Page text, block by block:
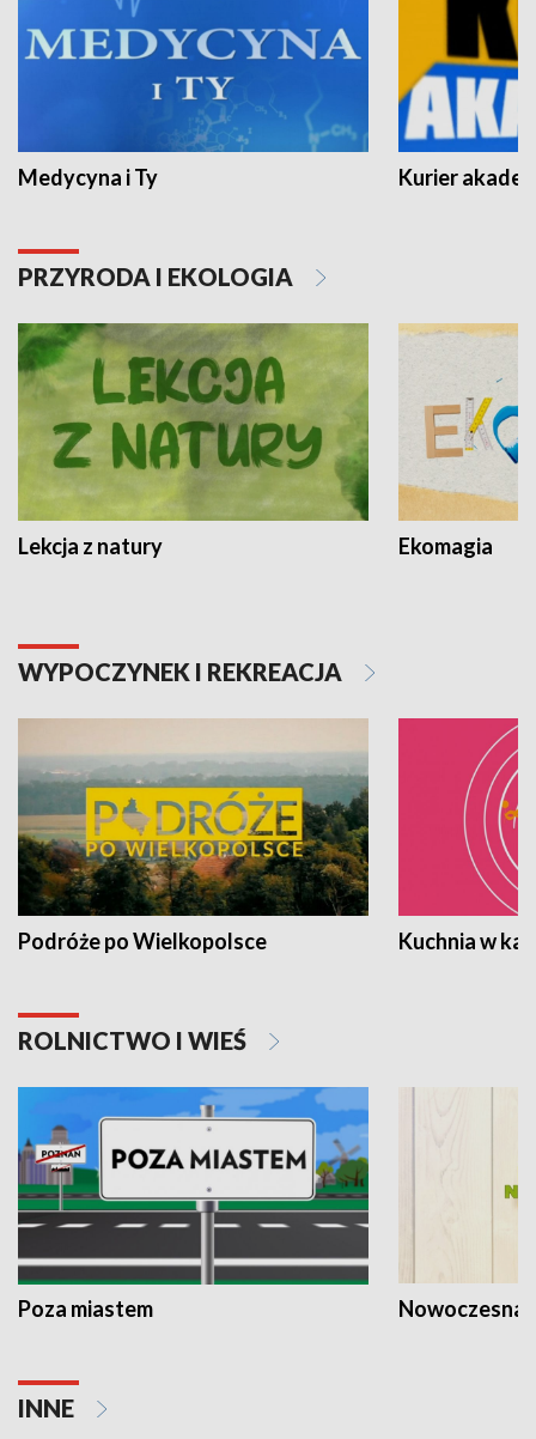
Medycyna i Ty Kurier
PRZYRODA I EKOLOGIA
Lekcja z natury Ekomagia
WYPOCZYNEK I REKREACJA
Podróże po Wielkopolsce Kuchnia w
ROLNICTWO I WIEŚ
Poza miastem Nowoczesna
INNE